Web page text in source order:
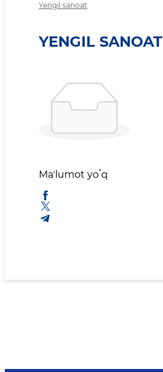
Yengil sanoat
YENGIL SANOAT
Maʼlumot yoʻq